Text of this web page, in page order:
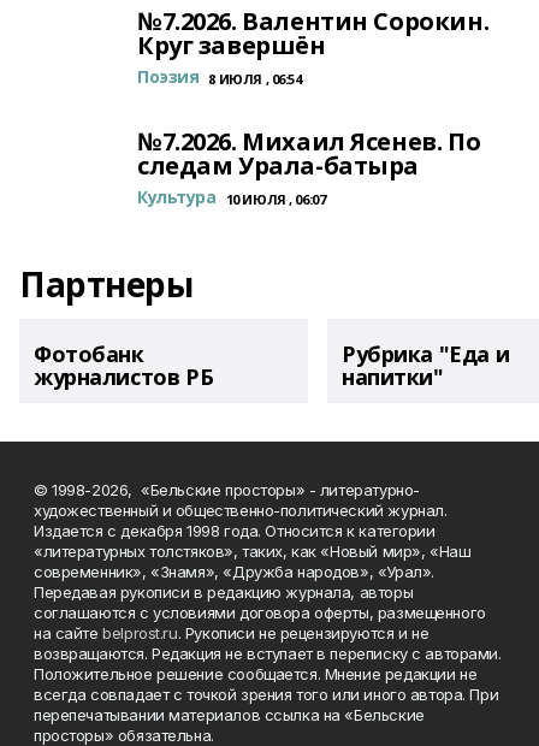
№7.2026. Валентин Сорокин.
Круг завершён
Поэзия 8 ИЮЛЯ , 06:54
№7.2026. Михаил Ясенев. По
следам Урала-батыра
Культура 10 ИЮЛЯ , 06:07
Партнеры
Фотобанк
журналистов РБ
Рубрика "Еда и
напитки"
© 1998-2026, «Бельские просторы» - литературно-
художественный и общественно-политический журнал.
Издается с декабря 1998 года. Относится к категории
«литературных толстяков», таких, как «Новый мир», «Наш
современник», «Знамя», «Дружба народов», «Урал».
Передавая рукописи в редакцию журнала, авторы
соглашаются с условиями договора оферты, размещенного
на сайтеbelprost.ru. Рукописи не рецензируются и не
возвращаются. Редакция не вступает в переписку с авторами.
Положительное решение сообщается. Мнение редакции не
всегда совпадает с точкой зрения того или иного автора. При
перепечатывании материалов ссылка на «Бельские
просторы» обязательна.